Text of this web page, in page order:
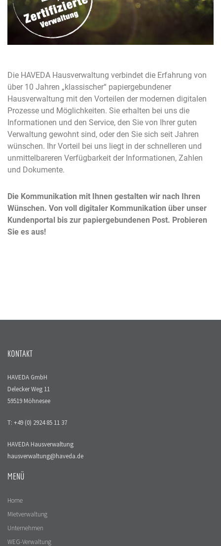
Die HAVEDA Hausverwaltung verbindet die Erfahrung von
über 10 Jahren „klassischer“ papiergebundener
Hausverwaltung mit den Vorteilen der modernen digitalen
Prozesse und Möglichkeiten. Sie erhalten bei uns die
Informationen und den Service, den Sie von Ihrer guten
Verwaltung gewohnt sind, oder den Sie sich seit Jahren
wünschen. Ihr Vorteil bei uns liegt in der schnelleren und
unmittelbareren Verfügbarkeit der Informationen, Zahlen
und Dokumente.
Die Kommunikation mit Ihnen gestalten wir nach Ihren
Wünschen. Von voll digitaler Kommunikation über unser
Kundenportal bis zur papiergebundenen Post. Probieren
Sie es aus!
KONTAKT
HAVEDA GmbH
Delecker Weg 11
59519 Möhnesee
T: +49 (0) 2924 85 11 37
HAVEDA Hausverwaltung
hausverwaltung@haveda.de
MENÜ
Home
Mietverwaltung
Unternehmen
WEG-Verwaltung